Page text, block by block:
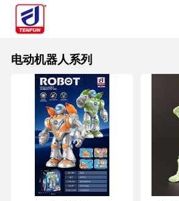
电动机器人系列